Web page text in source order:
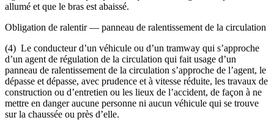
allumé et que le bras est abaissé.
Obligation de ralentir — panneau de ralentissement de la circulation
(4) Le conducteur d’un véhicule ou d’un tramway qui s’approche
d’un agent de régulation de la circulation qui fait usage d’un
panneau de ralentissement de la circulation s’approche de l’agent, le
dépasse et dépasse, avec prudence et à vitesse réduite, les travaux de
construction ou d’entretien ou les lieux de l’accident, de façon à ne
mettre en danger aucune personne ni aucun véhicule qui se trouve
sur la chaussée ou près d’elle.